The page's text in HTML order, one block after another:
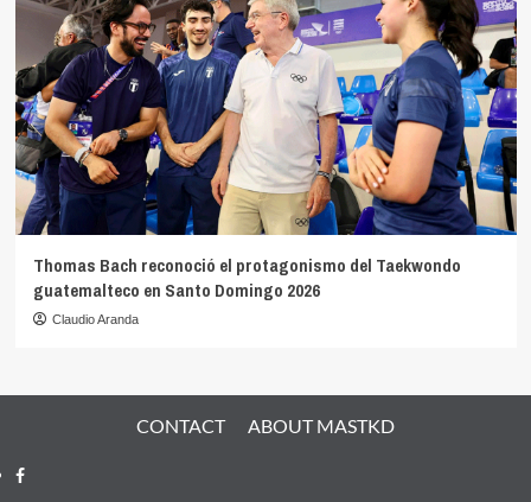
Thomas Bach reconoció el protagonismo del Taekwondo
guatemalteco en Santo Domingo 2026
Claudio Aranda
CONTACT ABOUT MASTKD
Facebook